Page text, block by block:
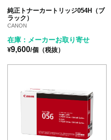
純正トナーカートリッジ054H（ブ
ラック）
CANON
在庫：メーカーお取り寄せ
¥9,600/個（税抜）